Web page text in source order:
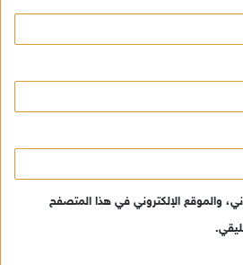
والموقع الإلكتروني في هذا المتصفح